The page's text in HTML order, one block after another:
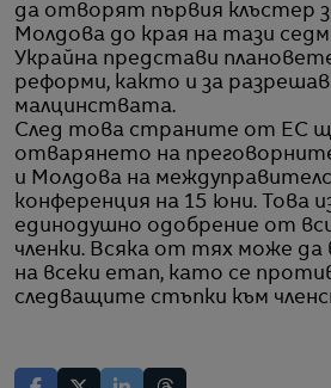
да отворят първия клъстер
Молдова до края на тази
Украйна представи
реформи, както и за
малцинствата.
След това страните от ЕС
отварянето на преговорните
и Молдова на
конференция на 15 юни. Това
единодушно одобрение от
членки. Всяка от тях може да
на всеки етап, като се
следващите стъпки към